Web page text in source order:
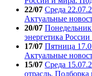
22/07 Среда
Актуальные
20/07 Понедельник
энергетика
17/07 Пятница
Актуальные
15/07 Среда
отрасль. Подборка